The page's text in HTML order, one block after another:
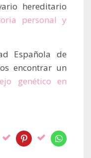
hereditario
personal y
Española de
encontrar un
genético en